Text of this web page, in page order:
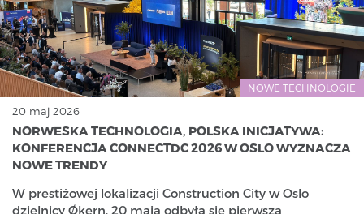
NOWE TECHNOLOGIE
20 maj 2026
NORWESKA TECHNOLOGIA, POLSKA INICJATYWA:
KONFERENCJA CONNECTDC 2026 W OSLO WYZNACZA
NOWE TRENDY
W prestiżowej lokalizacji Construction City w Oslo
dzielnicy Økern, 20 maja odbyła się pierwsza